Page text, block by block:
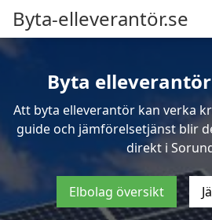
Byta-elleverantör.se
Byta
Att byta elleverantör kan verka
guide och jämförelsetjänst blir
direkt i
Elbolag översikt